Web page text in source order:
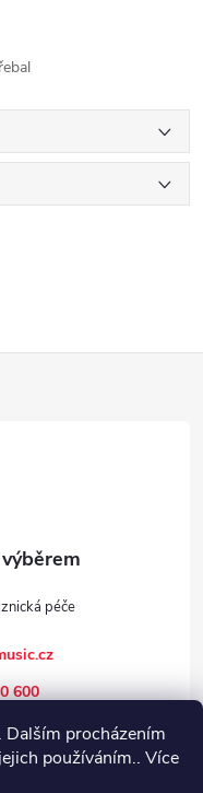
procházením
používáním.. Více
600
600